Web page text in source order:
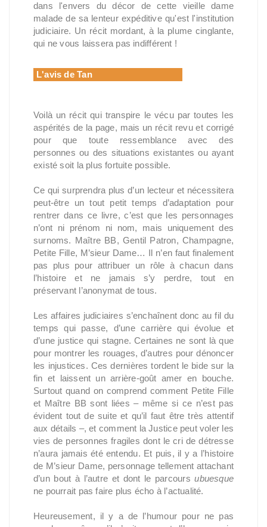
dans l'envers du décor de cette vieille dame
malade de sa lenteur expéditive qu'est l'institution
judiciaire. Un récit mordant, à la plume cinglante,
qui ne vous laissera pas indifférent !
L'avis de Tan
Voilà un récit qui transpire le vécu par toutes les
aspérités de la page, mais un récit revu et corrigé
pour que toute ressemblance avec des
personnes ou des situations existantes ou ayant
existé soit la plus fortuite possible.
Ce qui surprendra plus d’un lecteur et nécessitera
peut-être un tout petit temps d’adaptation pour
rentrer dans ce livre, c’est que les personnages
n’ont ni prénom ni nom, mais uniquement des
surnoms. Maître BB, Gentil Patron, Champagne,
Petite Fille, M’sieur Dame… Il n’en faut finalement
pas plus pour attribuer un rôle à chacun dans
l’histoire et ne jamais s’y perdre, tout en
préservant l’anonymat de tous.
Les affaires judiciaires s’enchaînent donc au fil du
temps qui passe, d’une carrière qui évolue et
d’une justice qui stagne. Certaines ne sont là que
pour montrer les rouages, d’autres pour dénoncer
les injustices. Ces dernières tordent le bide sur la
fin et laissent un arrière-goût amer en bouche.
Surtout quand on comprend comment Petite Fille
et Maître BB sont liées – même si ce n’est pas
évident tout de suite et qu’il faut être très attentif
aux détails –, et comment la Justice peut voler les
vies de personnes fragiles dont le cri de détresse
n’aura jamais été entendu. Et puis, il y a l’histoire
de M’sieur Dame, personnage tellement attachant
d’un bout à l’autre et dont le parcoursubuesque
ne pourrait pas faire plus écho à l’actualité.
Heureusement, il y a de l’humour pour ne pas